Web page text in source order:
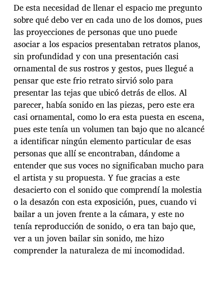
De esta necesidad de llenar el espacio me pregunto
sobre qué debo ver en cada uno de los domos, pues
las proyecciones de personas que uno puede
asociar a los espacios presentaban retratos planos,
sin profundidad y con una presentación casi
ornamental de sus rostros y gestos, pues llegué a
pensar que este frio retrato sirvió solo para
presentar las tejas que ubicó detrás de ellos. Al
parecer, había sonido en las piezas, pero este era
casi ornamental, como lo era esta puesta en escena,
pues este tenía un volumen tan bajo que no alcancé
a identificar ningún elemento particular de esas
personas que allí se encontraban, dándome a
entender que sus voces no significaban mucho para
el artista y su propuesta. Y fue gracias a este
desacierto con el sonido que comprendí la molestia
o la desazón con esta exposición, pues, cuando vi
bailar a un joven frente a la cámara, y este no
tenía reproducción de sonido, o era tan bajo que,
ver a un joven bailar sin sonido, me hizo
comprender la naturaleza de mi incomodidad.